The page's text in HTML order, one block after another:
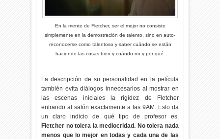
En la mente de Fletcher, ser el mejor no consiste
simplemente en la demostración de talento, sino en auto-
reconocerse como talentoso y saber cuándo se están
haciendo las cosas bien y cuándo no y por qué.
La descripción de su personalidad en la película
también evita diálogos innecesarios al mostrar en
las escenas iniciales la rigidez de Fletcher
entrando al salón exactamente a las 9AM. Esto da
un claro indicio de qué tipo de profesor es.
Fletcher no tolera la mediocridad. No tolera nada
menos que lo mejor en todas y cada una de las